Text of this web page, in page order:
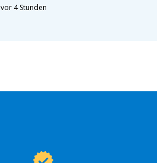
vor 4 Stunden